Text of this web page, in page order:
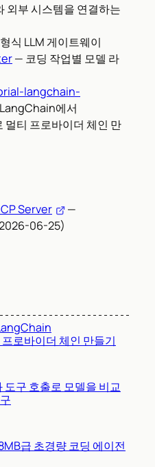
외부 시스템을 연결하는
식 LLM 게이트웨이
— 코딩 작업별 모델 라
langchain-
에서
티 프로바이더 체인 만
Server
—
06-25)
로바이더 체인 만들기
도구 호출로 모델을 비교
급 초경량 코딩 에이전